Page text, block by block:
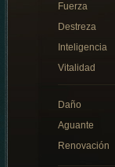
Fuerza
Destreza
Inteligencia
Vitalidad
Daño
Aguante
Renovación